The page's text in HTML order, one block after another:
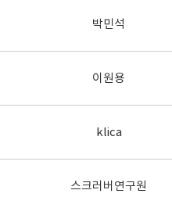
박민석
이원용
klica
스크러버연구원